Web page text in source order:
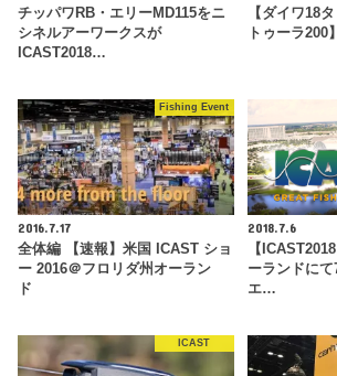
チッパワRB・エリーMD115をニ
シネルアーワークスが
ICAST2018…
【ダイワ18
トゥーラ
Fishing Event
2016.7.17
全体編 【速報】米国 ICAST ショ
ー 2016＠フロリダ州オーラン
ド
2018.7.6
【
ーランドにて
エ…
ICAST